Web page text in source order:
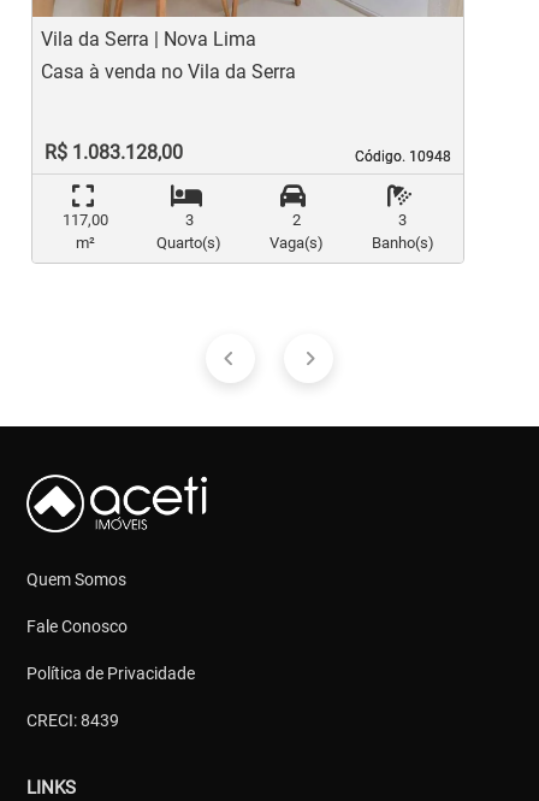
Vila da Serra | Nova Lima
Código. 10948
Código. 10948
Casa à venda no Vila da Serra
R$ 1.083.128,00
117,00
m²
3
Quarto(s)
2
Vaga(s)
3
Banho(s)
Quem Somos
Fale Conosco
Política de Privacidade
CRECI: 8439
LINKS